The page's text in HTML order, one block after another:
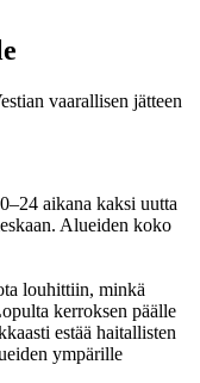
vaarallisen jätteen
aikana kaksi uutta
Alueiden koko
louhittiin, minkä
kerroksen päälle
estää haitallisten
ympärille